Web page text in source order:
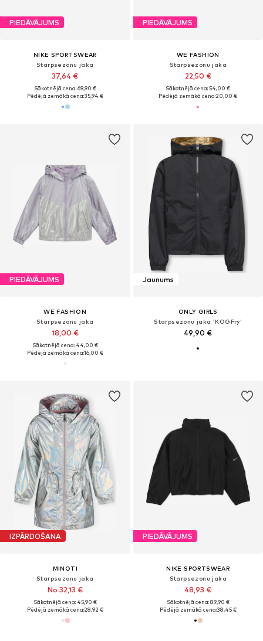
PIEDĀVĀJUMS
NIKE SPORTSWEAR
Starpsezonu jaka
37,64 €
Sākotnējā cena: 69,90 €
Pēdējā zemākā cena:35,94 €
PIEDĀVĀJUMS
WE FASHION
Starpsezonu jaka
22,50 €
Sākotnējā cena: 54,00 €
Pēdējā zemākā cena:20,00 €
PIEDĀVĀJUMS
WE FASHION
Starpsezonu jaka
18,00 €
Sākotnējā cena: 44,00 €
Pēdējā zemākā cena:16,00 €
Jaunums
ONLY GIRLS
Starpsezonu jaka 'KOGFry'
49,90 €
IZPĀRDOŠANA
MINOTI
Starpsezonu jaka
No 32,13 €
Sākotnējā cena: 45,90 €
Pēdējā zemākā cena:28,92 €
PIEDĀVĀJUMS
NIKE SPORTSWEAR
Starpsezonu jaka
48,93 €
Sākotnējā cena: 89,90 €
Pēdējā zemākā cena:38,45 €